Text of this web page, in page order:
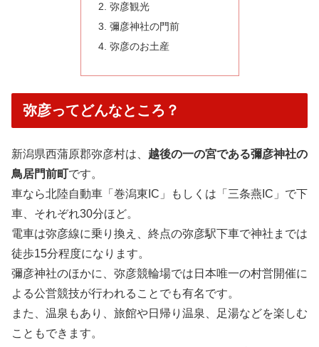
弥彦観光
彌彦神社の門前
弥彦のお土産
弥彦ってどんなところ？
新潟県西蒲原郡弥彦村は、 越後の一の宮である彌彦神社の
鳥居門前町です。
車なら北陸自動車「巻潟東IC」もしくは「三条燕IC」で下
車、それぞれ30分ほど。
電車は弥彦線に乗り換え、終点の弥彦駅下車で神社までは
徒歩15分程度になります。
彌彦神社のほかに、弥彦競輪場では日本唯一の村営開催に
よる公営競技が行われることでも有名です。
また、温泉もあり、旅館や日帰り温泉、足湯などを楽しむ
こともできます。